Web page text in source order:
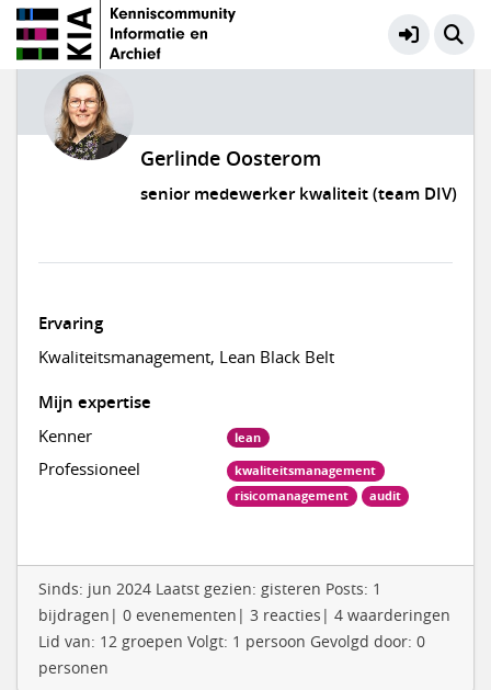
Gerlinde Oosterom
senior medewerker kwaliteit (team DIV)
Ervaring
Kwaliteitsmanagement, Lean Black Belt
Mijn expertise
Kenner lean
Professioneel
kwaliteitsmanagement
risicomanagement
audit
Sinds: jun 2024 Laatst gezien: gisteren Posts: 1
bijdragen| 0 evenementen| 3 reacties| 4 waarderingen
Lid van: 12 groepen Volgt: 1 persoon Gevolgd door: 0
personen